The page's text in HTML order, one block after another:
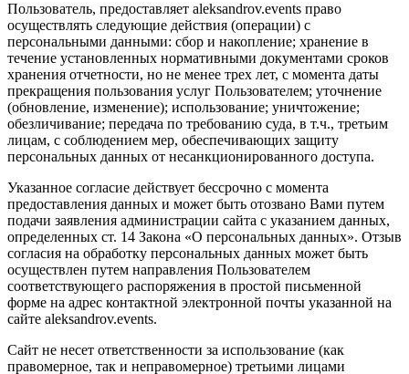
Пользователь, предоставляет aleksandrov.events право
осуществлять следующие действия (операции) с
персональными данными: сбор и накопление; хранение в
течение установленных нормативными документами сроков
хранения отчетности, но не менее трех лет, с момента даты
прекращения пользования услуг Пользователем; уточнение
(обновление, изменение); использование; уничтожение;
обезличивание; передача по требованию суда, в т.ч., третьим
лицам, с соблюдением мер, обеспечивающих защиту
персональных данных от несанкционированного доступа.
Указанное согласие действует бессрочно с момента
предоставления данных и может быть отозвано Вами путем
подачи заявления администрации сайта с указанием данных,
определенных ст. 14 Закона «О персональных данных». Отзыв
согласия на обработку персональных данных может быть
осуществлен путем направления Пользователем
соответствующего распоряжения в простой письменной
форме на адрес контактной электронной почты указанной на
сайте aleksandrov.events.
Сайт не несет ответственности за использование (как
правомерное, так и неправомерное) третьими лицами